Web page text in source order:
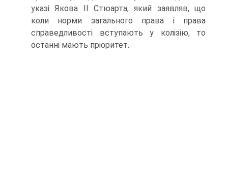
указі Якова ІІ Стюарта, який заявляв, що
коли норми загального права і права
справедливості вступають у колізію, то
останні мають пріоритет.